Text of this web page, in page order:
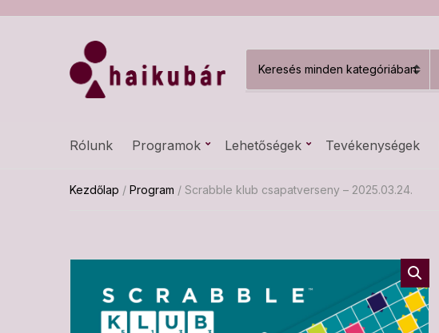
a
g
y
a
s
Rólunk Programok Lehetőségek Tevékenységek
Kezdőlap / Program / Scrabble klub csapatverseny – 2025.03.24.